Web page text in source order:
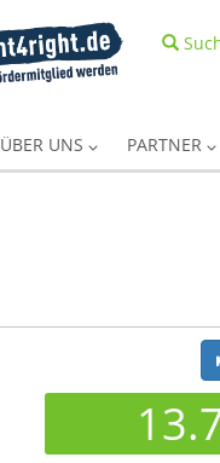
ÜBER UNS PARTNER